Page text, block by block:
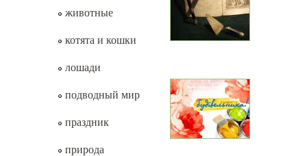
животные
котята и кошки
лошади
подводный мир
праздник
природа